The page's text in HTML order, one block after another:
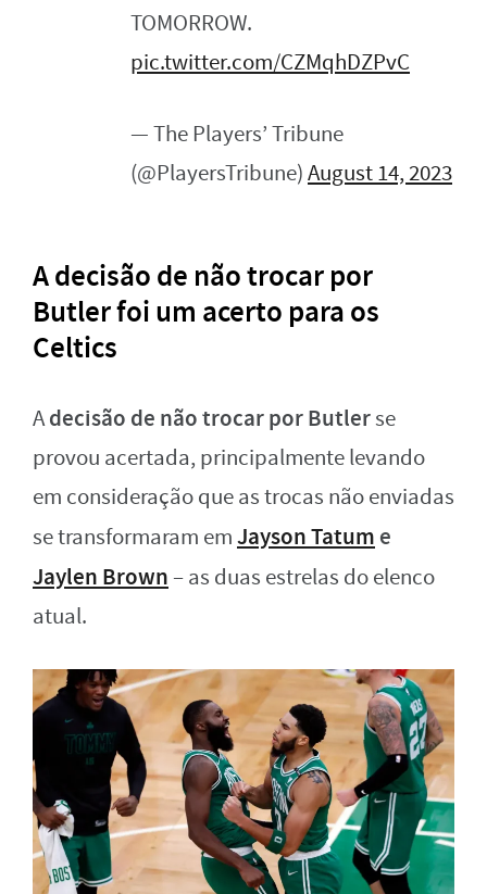
TOMORROW.
pic.twitter.com/CZMqhDZPvC
— The Players’ Tribune
(@PlayersTribune)August 14, 2023
A decisão de não trocar por
Butler foi um acerto para os
Celtics
Adecisão de não trocar por Butlerse
provou acertada, principalmente levando
em consideração que as trocas não enviadas
se transformaram emJayson Tatum e
Jaylen Brown– as duas estrelas do elenco
atual.